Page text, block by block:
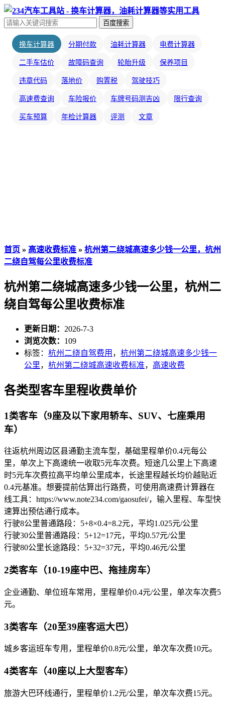
百度搜索
换车计算器 分期付款 油耗计算器 电费计算器
二手车估价 故障码查询 轮胎升级 保养项目
违章代码 落地价 购置税 驾驶技巧
高速费查询 车险报价 车牌号码测吉凶 限行查询
买车预算 年检计算器 评测 文章
首页 » 高速收费标准 » 杭州第二绕城高速多少钱一公里，杭州
二绕自驾每公里收费标准
杭州第二绕城高速多少钱一公里，杭州二
绕自驾每公里收费标准
更新日期： 2026-7-3
浏览次数： 109
标签： 杭州二绕自驾费用 ， 杭州第二绕城高速多少钱一
公里， 杭州第二绕城高速收费标准， 高速收费
各类型客车里程收费单价
1类客车（9座及以下家用轿车、SUV、七座乘用
车）
往返杭州周边区县通勤主流车型，基础里程单价0.4元每公
里，单次上下高速统一收取5元车次费。短途几公里上下高速
时5元车次费拉高平均单公里成本，长途里程越长均价越贴近
0.4元基准。想要提前估算出行路费，可使用高速费计算器在
线工具：https://www.note234.com/gaosufei/，输入里程、车型快
速算出预估通行成本。
行驶8公里普通路段：5+8×0.4=8.2元，平均1.025元/公里
行驶30公里普通路段：5+12=17元，平均0.57元/公里
行驶80公里长途路段：5+32=37元，平均0.46元/公里
2类客车（10-19座中巴、拖挂房车）
企业通勤、单位班车常用，里程单价0.4元/公里，单次车次费5
元。
3类客车（20至39座客运大巴）
城乡客运班车专用，里程单价0.8元/公里，单次车次费10元。
4类客车（40座以上大型客车）
旅游大巴环线通行，里程单价1.2元/公里，单次车次费15元。